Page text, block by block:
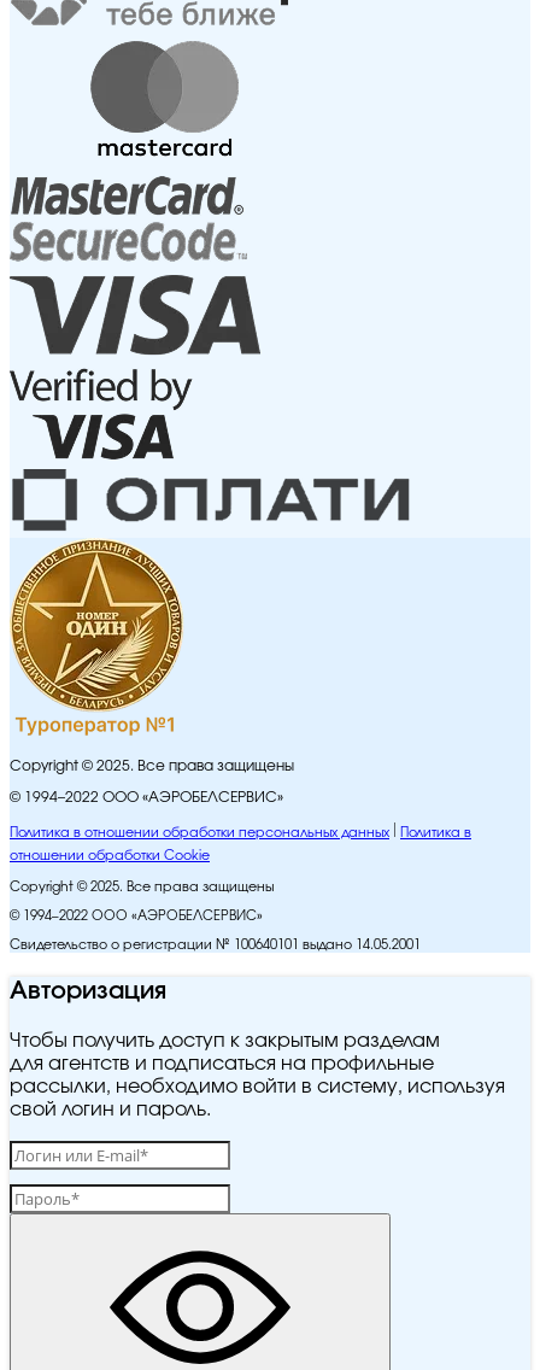
Copyright © 2025. Все права защищены
© 1994–2022 ООО «АЭРОБЕЛСЕРВИС»
Политика в отношении обработки персональных данных
Политика в
отношении обработки Cookie
Copyright © 2025. Все права защищены
© 1994–2022 ООО «АЭРОБЕЛСЕРВИС»
Свидетельство о регистрации № 100640101 выдано 14.05.2001
Авторизация
Чтобы получить доступ к закрытым разделам
для агентств и подписаться на профильные
рассылки, необходимо войти в систему, используя
свой логин и пароль.